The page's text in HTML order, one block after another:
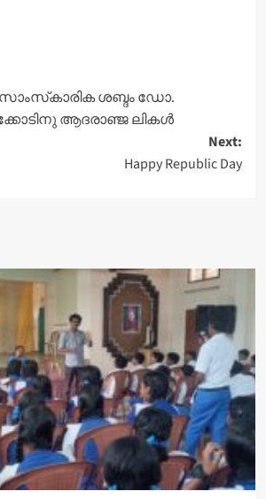
സാംസ്‌കാരിക ശബ്ദം ഡോ.
ആദരാഞ്ജ ലികള്‍
Next:
Happy Republic Day